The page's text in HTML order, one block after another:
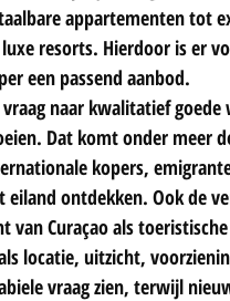
appartementen tot
resorts. Hierdoor is er
een passend aanbod.
vraag naar kwalitatief
Dat komt onder meer
kopers,
eiland ontdekken. Ook de
Curaçao als
locatie, uitzicht,
vraag zien, terwijl